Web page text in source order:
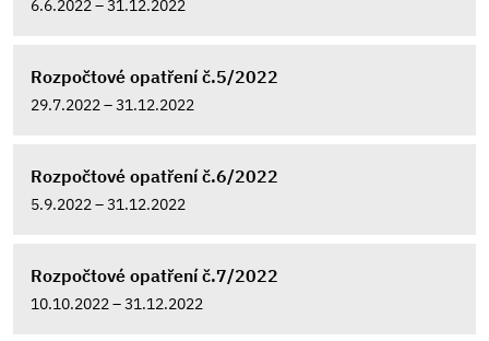
6.6.2022 – 31.12.2022
Rozpočtové opatření č.5/2022
29.7.2022 – 31.12.2022
Rozpočtové opatření č.6/2022
5.9.2022 – 31.12.2022
Rozpočtové opatření č.7/2022
10.10.2022 – 31.12.2022